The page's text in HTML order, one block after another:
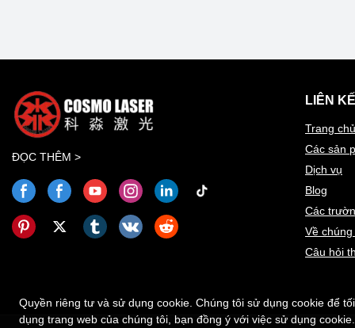
ĐỌC THÊM >
LIÊN
Trang chủ
Các sản
Dịch vụ
Blog
Các
Về chúng
Câu hỏi
Quyền riêng tư và sử dụng cookie. Chúng tôi sử dụng cookie để
dụng trang web của chúng tôi, bạn đồng ý với việc sử dụng cookie.